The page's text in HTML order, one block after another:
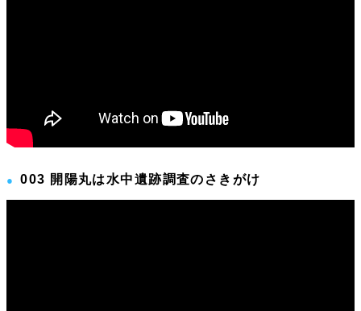
003 開陽丸は水中遺跡調査のさきがけ